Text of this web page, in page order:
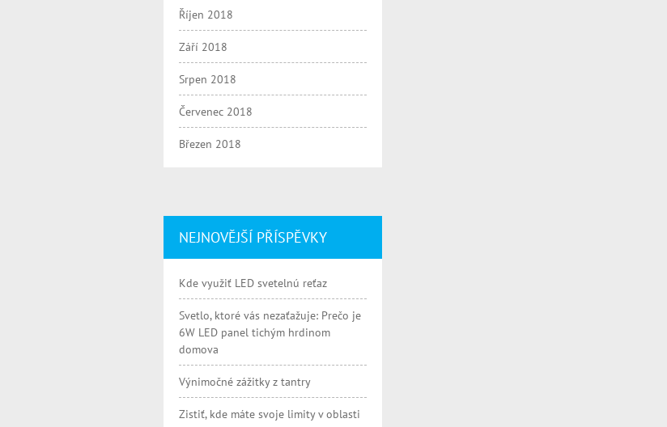
Říjen 2018
Září 2018
Srpen 2018
Červenec 2018
Březen 2018
NEJNOVĚJŠÍ PŘÍSPĚVKY
Kde využiť LED svetelnú reťaz
Svetlo, ktoré vás nezaťažuje: Prečo je
6W LED panel tichým hrdinom
domova
Výnimočné zážitky z tantry
Zistiť, kde máte svoje limity v oblasti